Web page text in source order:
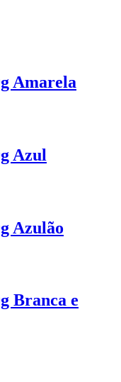
Amarela
Azul
Azulão
Branca e